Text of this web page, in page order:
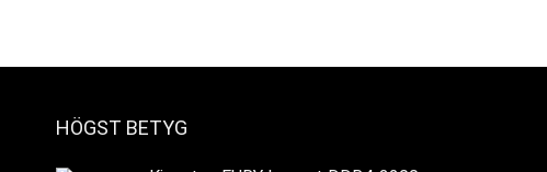
HÖGST BETYG